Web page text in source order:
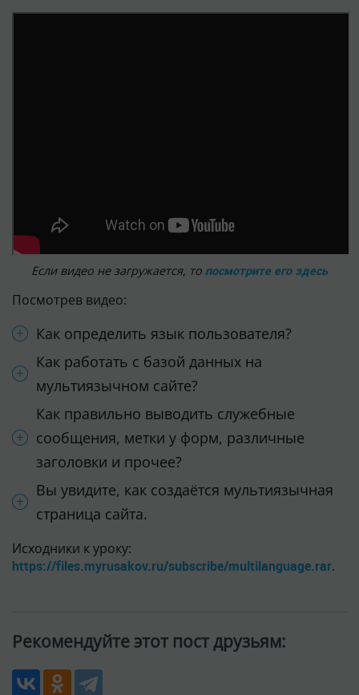
Если видео не загружается, то посмотрите его здесь
Посмотрев видео:
Как определить язык пользователя?
Как работать с базой данных на
мультиязычном сайте?
Как правильно выводить служебные
сообщения, метки у форм, различные
заголовки и прочее?
Вы увидите, как создаётся мультиязычная
страница сайта.
Исходники к уроку:
https://files.myrusakov.ru/subscribe/multilanguage.rar.
Рекомендуйте этот пост друзьям: